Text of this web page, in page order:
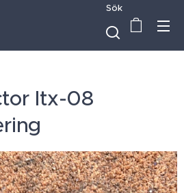
Sök
ltx-08